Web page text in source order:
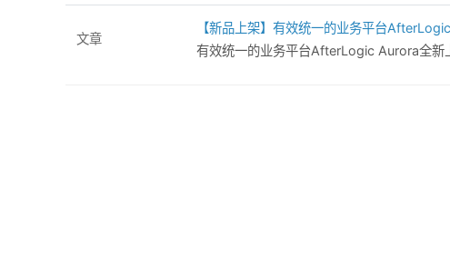
文章
【新品上架】有效统一的业务平台
有效统一的业务平台AfterLogic Aurora全新